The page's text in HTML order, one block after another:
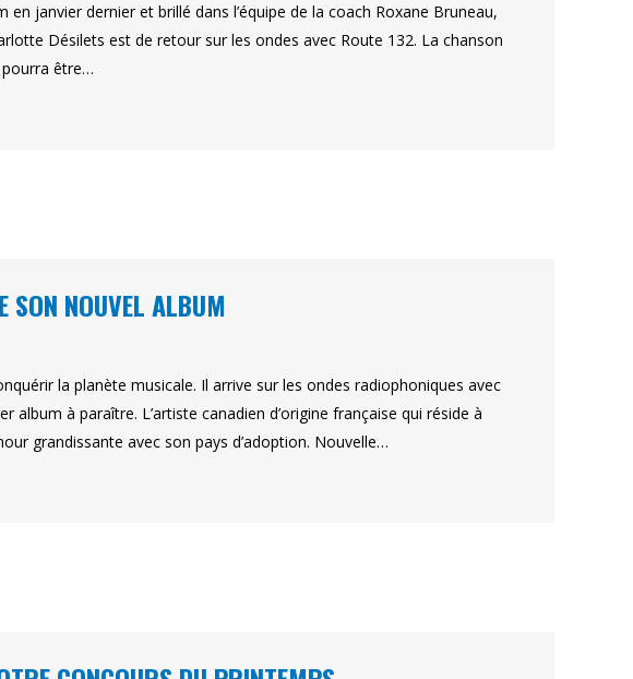
janvier dernier et brillé dans l’équipe de la coach Roxane Bruneau,
Désilets est de retour sur les ondes avec Route 132. La chanson
être…
SON NOUVEL ALBUM
la planète musicale. Il arrive sur les ondes radiophoniques avec
à paraître. L’artiste canadien d’origine française qui réside à
grandissante avec son pays d’adoption. Nouvelle…